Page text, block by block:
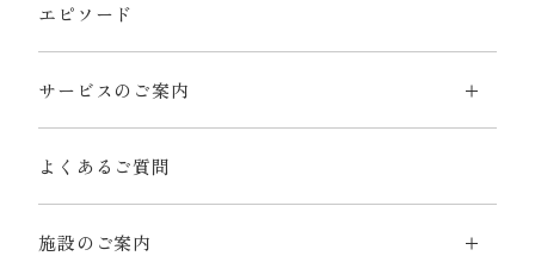
エピソード
サービスのご案内
よくあるご質問
施設のご案内